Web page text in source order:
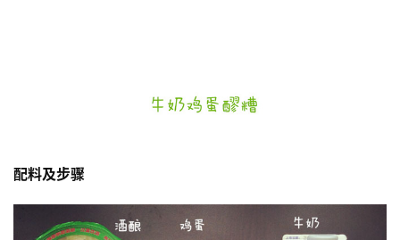
配料及步骤